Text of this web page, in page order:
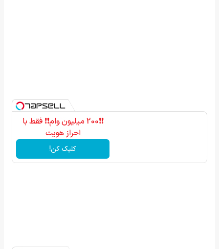
❗❗200 میلیون وام❗❗ فقط با
احراز هویت
کلیک کن!